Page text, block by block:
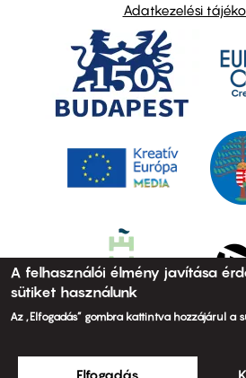
Adatkezelési
A felhasználói élmény javítása
sütiket használunk
Az „Elfogadás” gombra kattintva hozzájárul a
Elfogadás